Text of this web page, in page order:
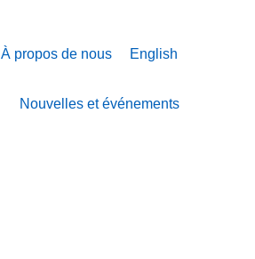
À propos de nous English
Nouvelles et événements